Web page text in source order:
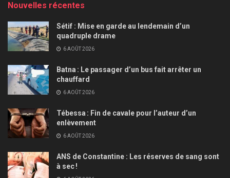
Nouvelles récentes
Sétif : Mise en garde au lendemain d’un
quadruple drame
6 AOÛT 2026
Batna : Le passager d’un bus fait arrêter un
chauffard
6 AOÛT 2026
Tébessa : Fin de cavale pour l’auteur d’un
enlèvement
6 AOÛT 2026
ANS de Constantine : Les réserves de sang sont
à sec !